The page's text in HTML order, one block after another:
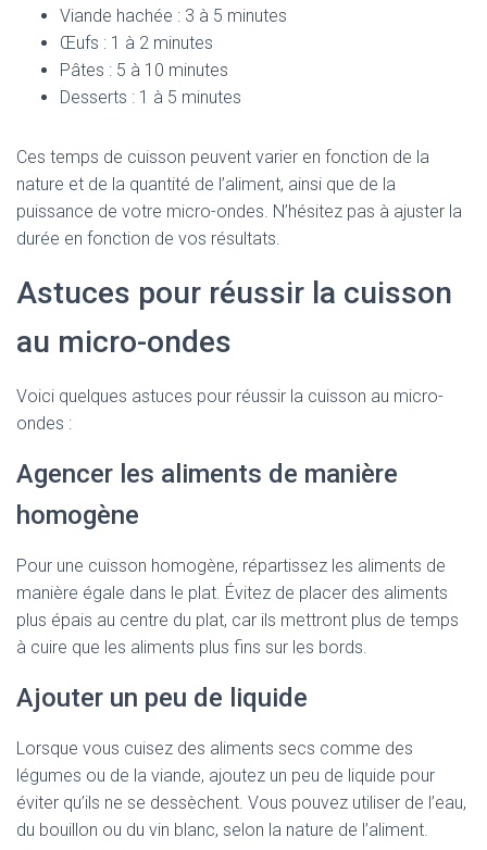
Viande hachée : 3 à 5 minutes
Œufs : 1 à 2 minutes
Pâtes : 5 à 10 minutes
Desserts : 1 à 5 minutes
Ces temps de cuisson peuvent varier en fonction de la
nature et de la quantité de l’aliment, ainsi que de la
puissance de votre micro-ondes. N’hésitez pas à ajuster la
durée en fonction de vos résultats.
Astuces pour réussir la cuisson
au micro-ondes
Voici quelques astuces pour réussir la cuisson au micro-
ondes :
Agencer les aliments de manière
homogène
Pour une cuisson homogène, répartissez les aliments de
manière égale dans le plat. Évitez de placer des aliments
plus épais au centre du plat, car ils mettront plus de temps
à cuire que les aliments plus fins sur les bords.
Ajouter un peu de liquide
Lorsque vous cuisez des aliments secs comme des
légumes ou de la viande, ajoutez un peu de liquide pour
éviter qu’ils ne se dessèchent. Vous pouvez utiliser de l’eau,
du bouillon ou du vin blanc, selon la nature de l’aliment.